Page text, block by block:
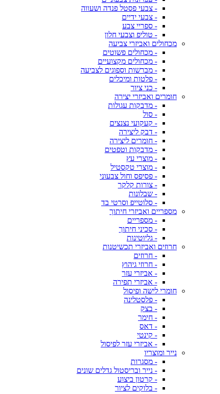
- צבעי פסטל פנדה ושעווה
- צבעי ידיים
- ספריי צבע
- טוליפ וצבעי חלון
מכחולים ואביזרי צביעה
- מכחולים פשוטים
- מכחולים מקצועיים
- מברשות וספוגים לצביעה
- פלטות ומיכלים
- כני ציור
חומרים ואביזרי יצירה
- מדבקות עגולות
- סול
- קעקועי נצנצים
- דבק ליצירה
- חומרים ליצירה
- מדבקות וטפטים
- מוצרי עץ
- מוצרי טקסטיל
- פסיפס וחול צבעוני
- צורות קלקר
- שבלונות
- סלוטייפ וסרטי בד
מספריים ואביזרי חיתוך
- מספריים
- סכיני חיתוך
- גליוטינות
חרוזים ואביזרי תכשיטנות
- חרוזים
- חרוזי גיהוץ
- אביזרי עזר
- אביזרי תפירה
חומרי לישה ופיסול
- פלסטלינה
- בצק
- חימר
- דאס
- קינטי
- אביזרי עזר לפיסול
נייר ומוצריו
- מסגרות
- נייר ובריסטול גדלים שונים
- קרטון ביצוע
- בלוקים לציור